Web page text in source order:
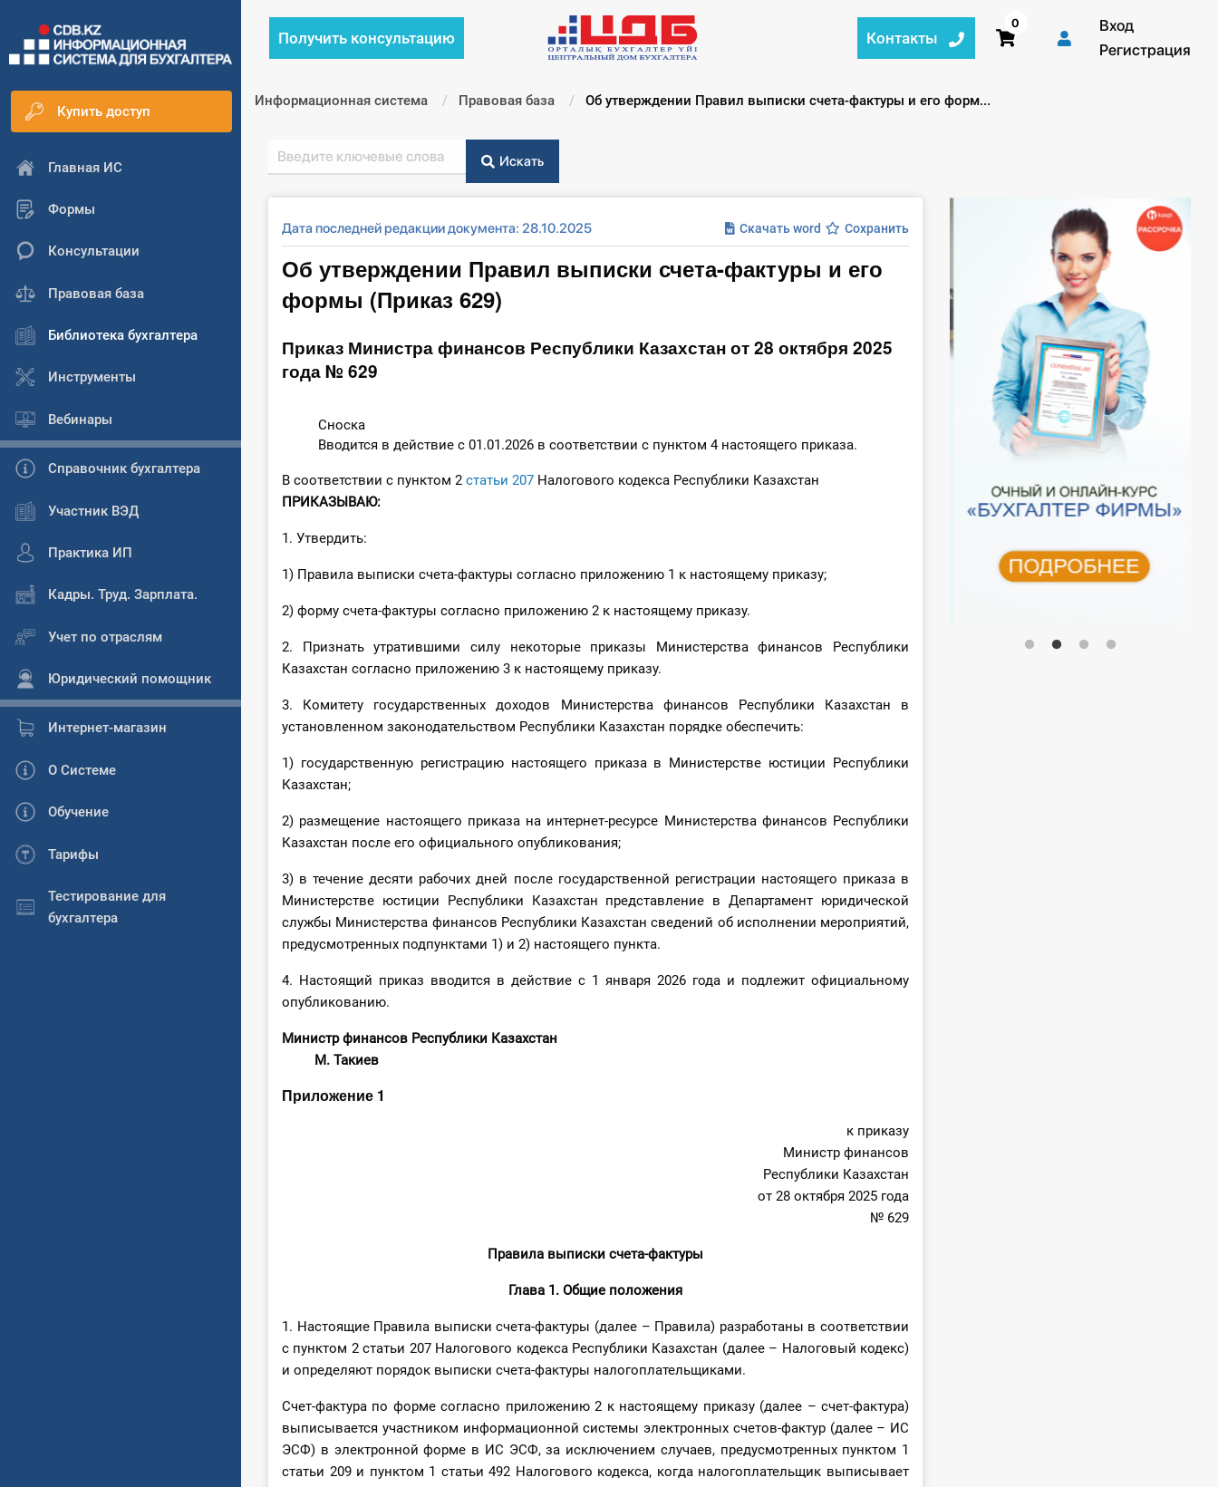
Купить доступ
Главная ИС
Формы
Консультации
Правовая база
Библиотека бухгалтера
Инструменты
Вебинары
Справочник бухгалтера
Участник ВЭД
Практика ИП
Кадры. Труд. Зарплата.
Учет по отраслям
Юридический помощник
Интернет-магазин
О Системе
Обучение
Тарифы
Тестирование для
бухгалтера
Получить консультацию Контакты
0
Вход
Регистрация
Информационная система Правовая база Текущий:
Об утверждении Правил выписки счета-фактуры и его форм...
Искать
Дата последней редакции документа: 28.10.2025 Скачать word Сохранить
Об утверждении Правил выписки счета-фактуры и его
формы (Приказ 629)
Приказ Министра финансов Республики Казахстан от 28 октября 2025
года № 629
Сноска
Вводится в действие с 01.01.2026 в соответствии с пунктом 4 настоящего приказа.
В соответствии с пунктом 2 статьи 207 Налогового кодекса Республики Казахстан
ПРИКАЗЫВАЮ:
1. Утвердить:
1) Правила выписки счета-фактуры согласно приложению 1 к настоящему приказу;
2) форму счета-фактуры согласно приложению 2 к настоящему приказу.
2. Признать утратившими силу некоторые приказы Министерства финансов Республики
Казахстан согласно приложению 3 к настоящему приказу.
3. Комитету государственных доходов Министерства финансов Республики Казахстан в
установленном законодательством Республики Казахстан порядке обеспечить:
1) государственную регистрацию настоящего приказа в Министерстве юстиции Республики
Казахстан;
2) размещение настоящего приказа на интернет-ресурсе Министерства финансов Республики
Казахстан после его официального опубликования;
3) в течение десяти рабочих дней после государственной регистрации настоящего приказа в
Министерстве юстиции Республики Казахстан представление в Департамент юридической
службы Министерства финансов Республики Казахстан сведений об исполнении мероприятий,
предусмотренных подпунктами 1) и 2) настоящего пункта.
4. Настоящий приказ вводится в действие с 1 января 2026 года и подлежит официальному
опубликованию.
Министр финансов Республики Казахстан
М. Такиев
Приложение 1
к приказу
Министр финансов
Республики Казахстан
от 28 октября 2025 года
№ 629
Правила выписки счета-фактуры
Глава 1. Общие положения
1. Настоящие Правила выписки счета-фактуры (далее – Правила) разработаны в соответствии
с пунктом 2 статьи 207 Налогового кодекса Республики Казахстан (далее – Налоговый кодекс)
и определяют порядок выписки счета-фактуры налогоплательщиками.
Счет-фактура по форме согласно приложению 2 к настоящему приказу (далее – счет-фактура)
выписывается участником информационной системы электронных счетов-фактур (далее – ИС
ЭСФ) в электронной форме в ИС ЭСФ, за исключением случаев, предусмотренных пунктом 1
статьи 209 и пунктом 1 статьи 492 Налогового кодекса, когда налогоплательщик выписывает